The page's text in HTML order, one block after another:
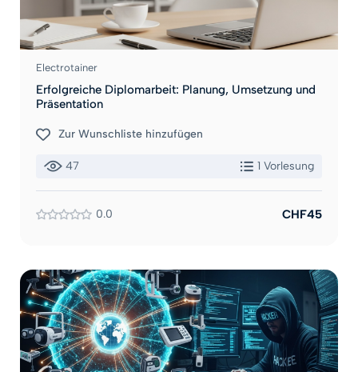
Electrotainer
Erfolgreiche Diplomarbeit: Planung, Umsetzung und
Präsentation
Zur Wunschliste hinzufügen
47 1 Vorlesung
0.0 CHF45